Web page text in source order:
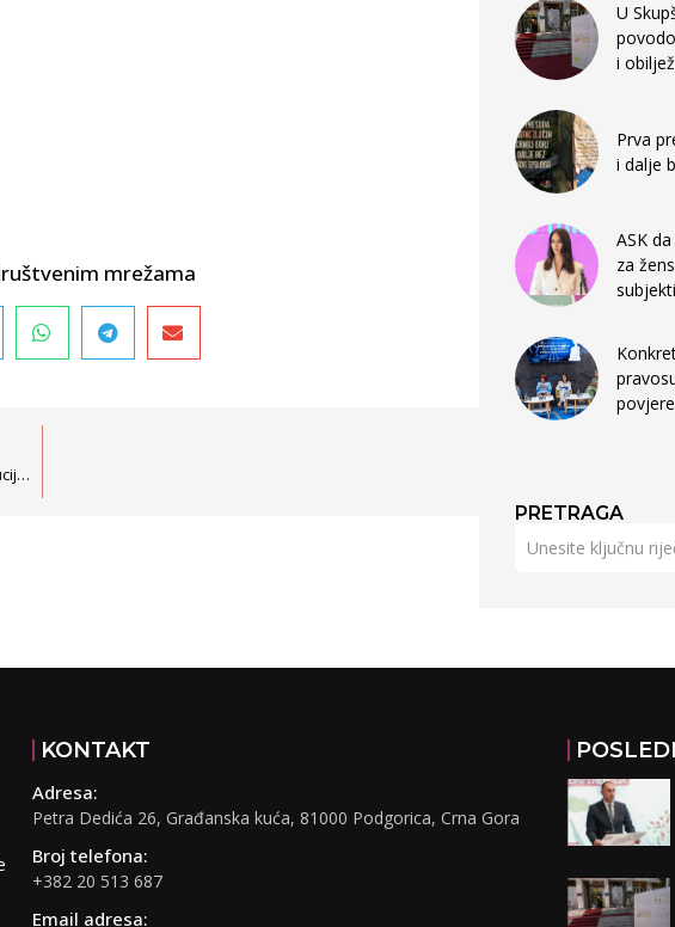
mrežama
Vladavina prava mora izaći iz fioka da bi institucije povratile povjerenje građana.
U
i
Prva
i dalje
ASK
za
PRETRAGA
KONTAKT
Adresa:
Petra Dedića 26, Građanska kuća, 81000 Podgorica, Crna Gora
Broj telefona:
+382 20 513 687
Email adresa: